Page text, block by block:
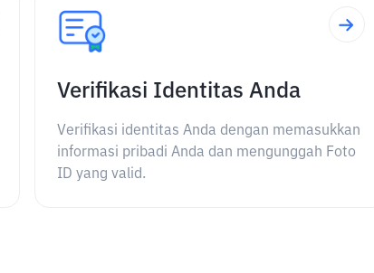
Verifikasi Identitas Anda
Verifikasi identitas Anda dengan memasukkan
informasi pribadi Anda dan mengunggah Foto
ID yang valid.